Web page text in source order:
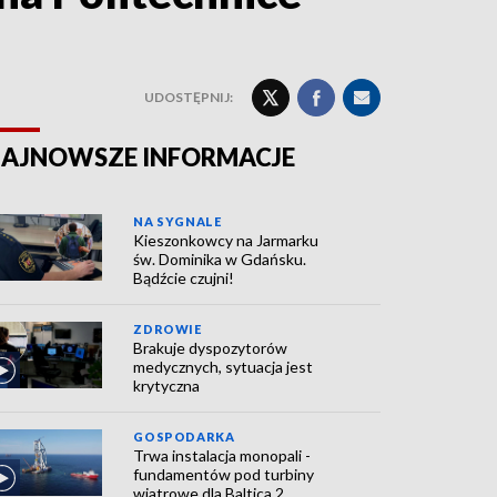
UDOSTĘPNIJ:
INFORMACJE
NA SYGNALE
Kieszonkowcy na Jarmarku
św. Dominika w Gdańsku.
Bądźcie czujni!
ZDROWIE
Brakuje dyspozytorów
medycznych, sytuacja jest
krytyczna
GOSPODARKA
Trwa instalacja monopali -
fundamentów pod turbiny
wiatrowe dla Baltica 2